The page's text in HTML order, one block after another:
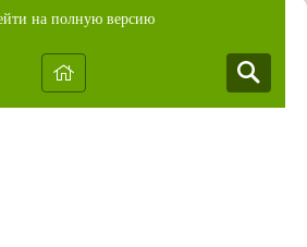
на полную версию